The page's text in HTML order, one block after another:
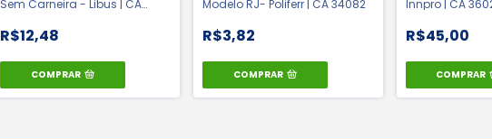
Sem Carneira - Libus | CA
R$12,48
COMPRAR
Modelo RJ- Poliferr | CA 34082
R$3,82
COMPRAR
Innpro | CA
R$45,00
COMPRAR